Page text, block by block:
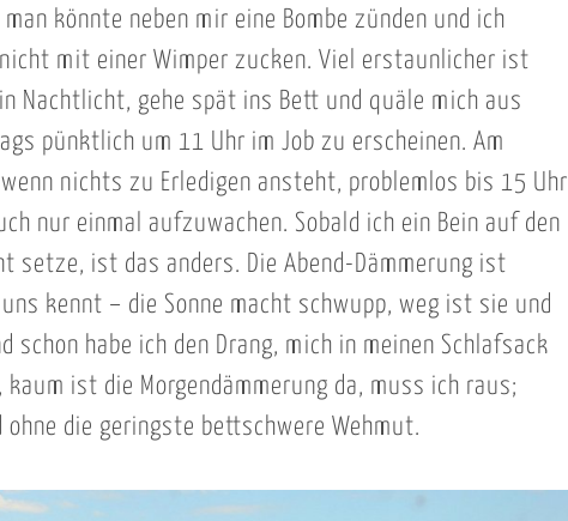
könnte neben mir eine Bombe zünden und ich
mit einer Wimper zucken. Viel erstaunlicher ist
Nachtlicht, gehe spät ins Bett und quäle mich aus
pünktlich um 11 Uhr im Job zu erscheinen. Am
nichts zu Erledigen ansteht, problemlos bis 15 Uhr
nur einmal aufzuwachen. Sobald ich ein Bein auf den
setze, ist das anders. Die Abend-Dämmerung ist
kennt – die Sonne macht schwupp, weg ist sie und
habe ich den Drang, mich in meinen Schlafsack
kaum ist die Morgendämmerung da, muss ich raus;
die geringste bettschwere Wehmut.